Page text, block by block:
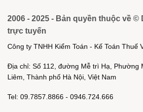
2006 - 2025 - Bản quyền thuộc về ©
trực tuyến
Công ty TNHH Kiểm Toán - Kế Toán Thuế
Địa chỉ: Số 112, đường Mễ trì Hạ, Phường
Liêm, Thành phố Hà Nội, Việt Nam
Tel: 09.7857.8866 - 0946.724.666